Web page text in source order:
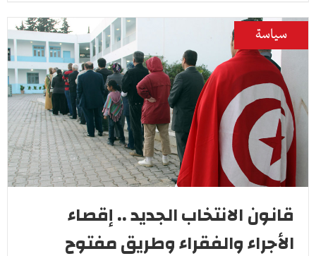
سياسة
قانون الانتخاب الجديد .. إقصاء
الأجراء والفقراء وطريق مفتوح